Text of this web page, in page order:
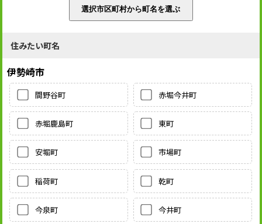
住みたい町名
伊勢崎市
間野谷町 赤堀今井町
赤堀鹿島町 東町
安堀町 市場町
稲荷町 乾町
今泉町 今井町